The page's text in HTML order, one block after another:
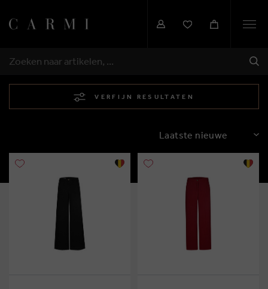
ZOEKEN
VERFIJN RESULTATEN
SORTEREN